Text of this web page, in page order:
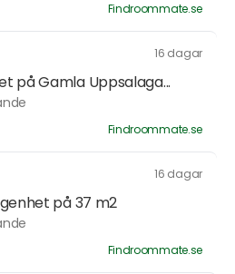
Findroommate.se
16 dagar
på Gamla Uppsalaga...
Findroommate.se
16 dagar
på 37 m2
Findroommate.se